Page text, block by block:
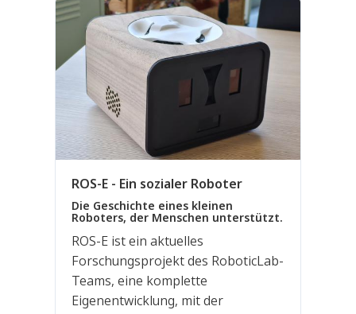
ROS-E - Ein sozialer Roboter
Die Geschichte eines kleinen
Roboters, der Menschen unterstützt.
ROS-E ist ein aktuelles
Forschungsprojekt des RoboticLab-
Teams, eine komplette
Eigenentwicklung, mit der